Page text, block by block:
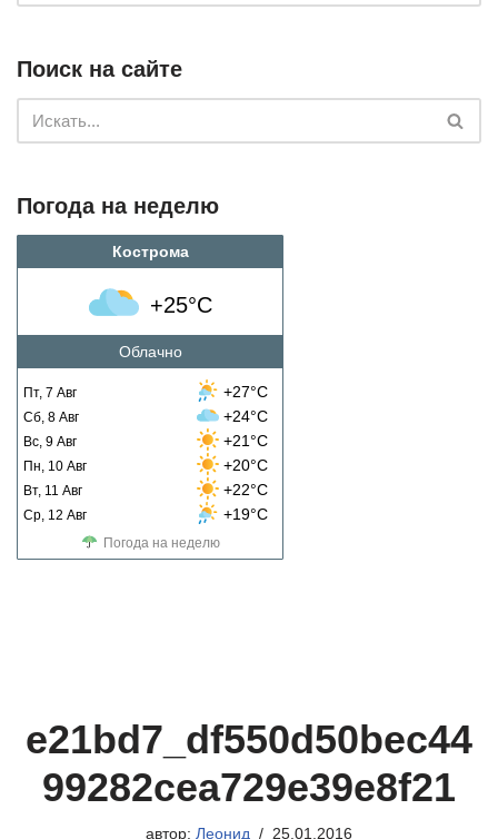
Поиск на сайте
Погода на неделю
Кострома
+25°C
Облачно
Пт, 7 Авг +27°C
Сб, 8 Авг +24°C
Вс, 9 Авг +21°C
Пн, 10 Авг +20°C
Вт, 11 Авг +22°C
Ср, 12 Авг +19°C
Погода на неделю
e21bd7_df550d50bec44
99282cea729e39e8f21
автор: Леонид 25.01.2016